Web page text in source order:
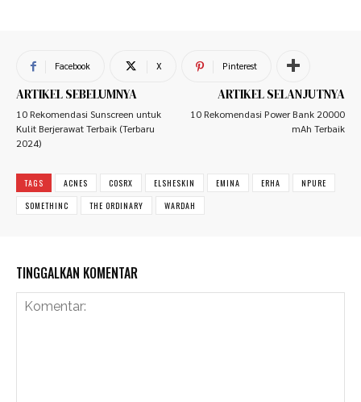
Facebook X Pinterest
ARTIKEL SEBELUMNYA
10 Rekomendasi Sunscreen untuk
Kulit Berjerawat Terbaik (Terbaru
2024)
ARTIKEL SELANJUTNYA
10 Rekomendasi Power Bank 20000
mAh Terbaik
TAGS ACNES COSRX ELSHESKIN EMINA ERHA
NPURE
SOMETHINC
THE ORDINARY WARDAH
TINGGALKAN KOMENTAR